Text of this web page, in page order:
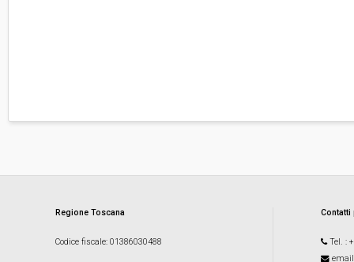
Regione Toscana
Codice fiscale: 01386030488 Tel. :
email